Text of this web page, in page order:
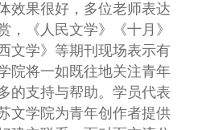
效果很好，多位老师表达
，《人民文学》《十月》
文学》等期刊现场表示有
院将一如既往地关注青年
的支持与帮助。学员代表
文学院为青年创作者提供